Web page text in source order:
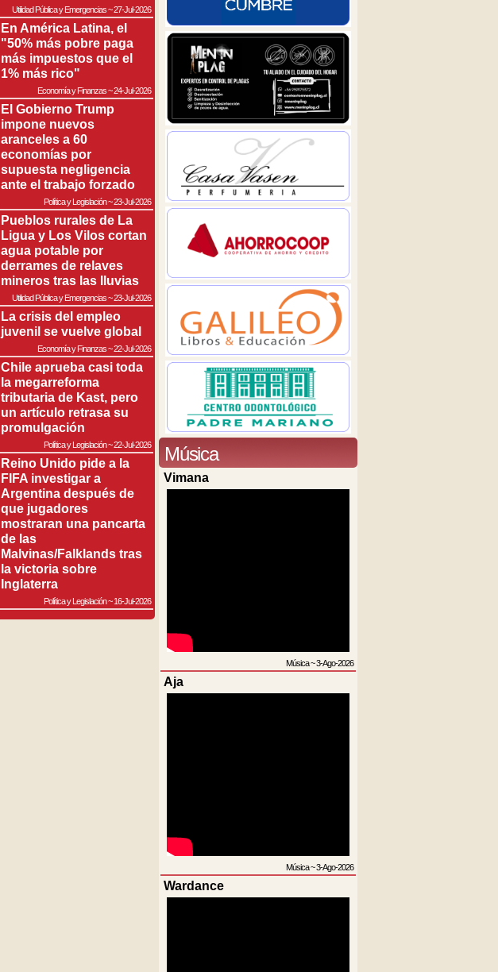
Utilidad Pública y Emergencias~27-Jul-2026
En América Latina, el
"50% más pobre paga
más impuestos que el
1% más rico"
Economía y Finanzas~24-Jul-2026
El Gobierno Trump
impone nuevos
aranceles a 60
economías por
supuesta negligencia
ante el trabajo forzado
Política y Legislación~23-Jul-2026
Pueblos rurales de La
Ligua y Los Vilos cortan
agua potable por
derrames de relaves
mineros tras las lluvias
Utilidad Pública y Emergencias~23-Jul-2026
La crisis del empleo
juvenil se vuelve global
Economía y Finanzas~22-Jul-2026
Chile aprueba casi toda
la megarreforma
tributaria de Kast, pero
un artículo retrasa su
promulgación
Política y Legislación~22-Jul-2026
Reino Unido pide a la
FIFA investigar a
Argentina después de
que jugadores
mostraran una pancarta
de las
Malvinas/Falklands tras
la victoria sobre
Inglaterra
Política y Legislación~16-Jul-2026
Música
Vimana
Música~3-Ago-2026
Aja
Música~3-Ago-2026
Wardance